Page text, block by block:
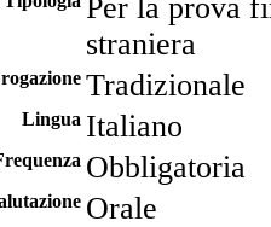
Per la prova
straniera
Tradizionale
Lingua Italiano
Obbligatoria
Orale